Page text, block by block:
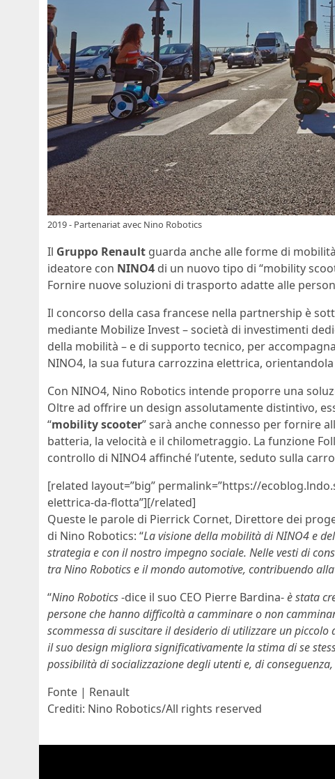
2019 - Partenariat avec Nino Robotics
Il Gruppo Renault guarda anche alle forme di
ideatore con NINO4 di un nuovo tipo di “mobility
Fornire nuove soluzioni di trasporto adatte alle
Il concorso della casa francese nella partnership è
mediante Mobilize Invest – società di investimenti
della mobilità – e di supporto tecnico, per
NINO4, la sua futura carrozzina elettrica,
Con NINO4, Nino Robotics intende proporre una
Oltre ad offrire un design assolutamente distintivo,
“mobility scooter” sarà anche connesso per fornire
batteria, la velocità e il chilometraggio. La funzione
controllo di NINO4 affinché l’utente, seduto sulla
[related layout=”big” permalink=”https://
elettrica-da-flotta”][/related]
Queste le parole di Pierrick Cornet, Direttore dei
di Nino Robotics: “La visione della mobilità di NINO4 e
strategia e con il nostro impegno sociale. Nelle vesti di
tra Nino Robotics e il mondo automotive, contribuendo
“Nino Robotics-dice il suo CEO Pierre Bardina-è stata
persone che hanno difficoltà a camminare o non
scommessa di suscitare il desiderio di utilizzare un
il suo design migliora significativamente la stima di se
possibilità di socializzazione degli utenti e, di
Fonte | Renault
Crediti: Nino Robotics/All rights reserved